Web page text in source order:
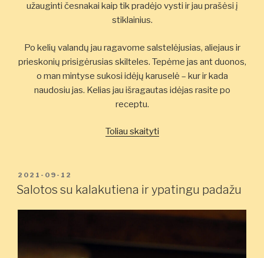
užauginti česnakai kaip tik pradėjo vysti ir jau prašėsi į
stiklainius.
Po kelių valandų jau ragavome salstelėjusias, aliejaus ir
prieskonių prisigėrusias skilteles. Tepėme jas ant duonos,
o man mintyse sukosi idėjų karuselė – kur ir kada
naudosiu jas. Kelias jau išragautas idėjas rasite po
receptu.
Toliau skaityti„Lėtai
(confit)”
PASKELBTA
2021-09-12
Salotos su kalakutiena ir ypatingu padažu